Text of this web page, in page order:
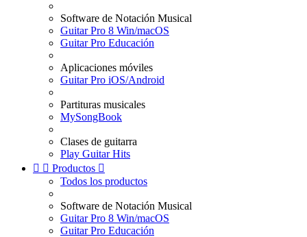
Software de Notación Musical
Guitar Pro 8 Win/macOS
Guitar Pro Educación
Aplicaciones móviles
Guitar Pro iOS/Android
Partituras musicales
MySongBook
Clases de guitarra
Play Guitar Hits
  Productos 
Todos los productos
Software de Notación Musical
Guitar Pro 8 Win/macOS
Guitar Pro Educación